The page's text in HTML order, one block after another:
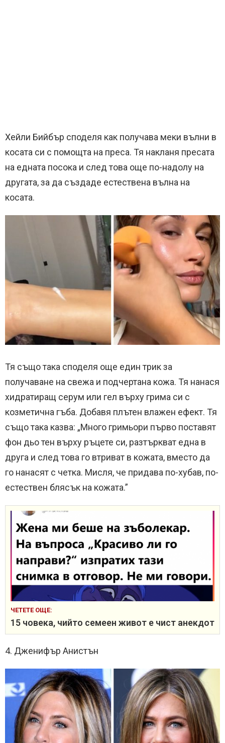
Хейли Бийбър споделя как получава меки вълни в
косата си с помощта на преса. Тя накланя пресата
на едната посока и след това още по-надолу на
другата, за да създаде естествена вълна на
косата.
Тя също така споделя още един трик за
получаване на свежа и подчертана кожа. Тя нанася
хидратиращ серум или гел върху грима си с
козметична гъба. Добавя плътен влажен ефект. Тя
също така казва: „Много гримьори първо поставят
фон дьо тен върху ръцете си, разтъркват една в
друга и след това го втриват в кожата, вместо да
го нанасят с четка. Мисля, че придава по-хубав, по-
естествен блясък на кожата.”
ЧЕТЕТЕ ОЩЕ:
15 човека, чийто семеен живот е чист анекдот
4. Дженифър Анистън